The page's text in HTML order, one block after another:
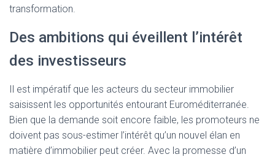
transformation.
Des ambitions qui éveillent l’intérêt
des investisseurs
Il est impératif que les acteurs du secteur immobilier
saisissent les opportunités entourant Euroméditerranée.
Bien que la demande soit encore faible, les promoteurs ne
doivent pas sous-estimer l’intérêt qu’un nouvel élan en
matière d’immobilier peut créer. Avec la promesse d’un